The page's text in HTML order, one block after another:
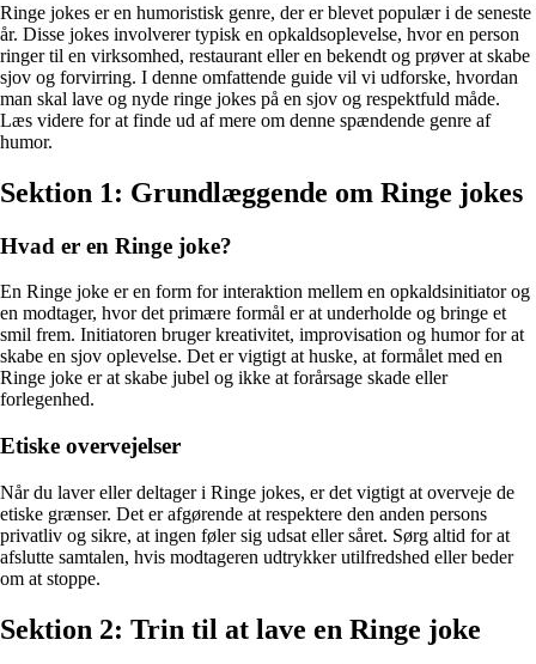
Ringe jokes er en humoristisk genre, der er blevet populær i de seneste
år. Disse jokes involverer typisk en opkaldsoplevelse, hvor en person
ringer til en virksomhed, restaurant eller en bekendt og prøver at skabe
sjov og forvirring. I denne omfattende guide vil vi udforske, hvordan
man skal lave og nyde ringe jokes på en sjov og respektfuld måde.
Læs videre for at finde ud af mere om denne spændende genre af
humor.
Sektion 1: Grundlæggende om Ringe jokes
Hvad er en Ringe joke?
En Ringe joke er en form for interaktion mellem en opkaldsinitiator og
en modtager, hvor det primære formål er at underholde og bringe et
smil frem. Initiatoren bruger kreativitet, improvisation og humor for at
skabe en sjov oplevelse. Det er vigtigt at huske, at formålet med en
Ringe joke er at skabe jubel og ikke at forårsage skade eller
forlegenhed.
Etiske overvejelser
Når du laver eller deltager i Ringe jokes, er det vigtigt at overveje de
etiske grænser. Det er afgørende at respektere den anden persons
privatliv og sikre, at ingen føler sig udsat eller såret. Sørg altid for at
afslutte samtalen, hvis modtageren udtrykker utilfredshed eller beder
om at stoppe.
Sektion 2: Trin til at lave en Ringe joke